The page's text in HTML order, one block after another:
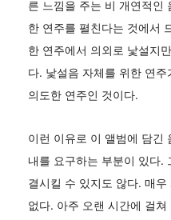
른 느낌을 주는 비 개연적인
한 연주를 펼친다는 것에서
한 연주에서 의외로 낯설지
다. 낯설음 자체를 위한 연
의도한 연주인 것이다.
이런 이유로 이 앨범에 담긴
내를 요구하는 부분이 있다.
결시킬 수 있지도 않다. 매
없다. 아주 오랜 시간에 걸